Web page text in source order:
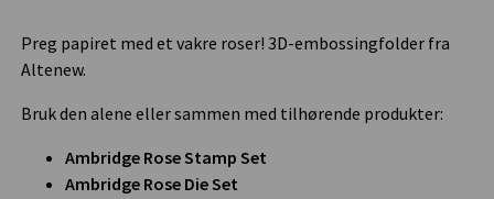
Preg papiret med et vakre roser! 3D-embossingfolder fra
Altenew.
Bruk den alene eller sammen med tilhørende produkter:
Ambridge Rose Stamp Set
Ambridge Rose Die Set